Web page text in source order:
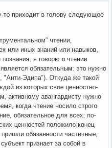
то приходит в голову следующее
чтении,
или иных знаний или навыков,
познания; я говорю о чтении
обязательным: это нужно
"Анти-Эдипа"). Откуда же такой
из которых свое ценностно-
активному авангардисту нужно
когда чтение носило строго
обязательное для всех; по-
ценностей положило конец
обязанности частичные,
признает за собой в